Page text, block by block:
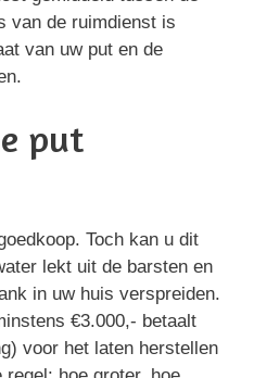
van de ruimdienst is
van uw put en de
put
Toch kan u dit
lekt uit de barsten en
in uw huis verspreiden.
€3.000,- betaalt
voor het laten herstellen